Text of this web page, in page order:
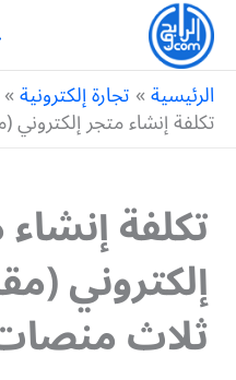
تخطي
المحتوى
الرئيسية تجارة إلكترونية
تكلفة إنشاء متجر
تكلفة
إلكتروني
ثلاث